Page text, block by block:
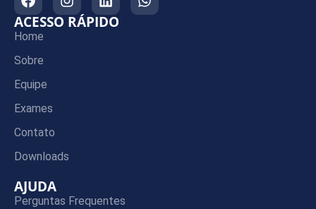
ACESSO RÁPIDO
Home
Sobre
Equipe
Exames
Contato
Downloads
AJUDA
Perguntas Frequentes